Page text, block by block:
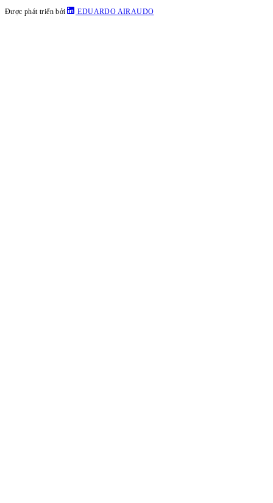
Được phát triển bởi EDUARDO AIRAUDO